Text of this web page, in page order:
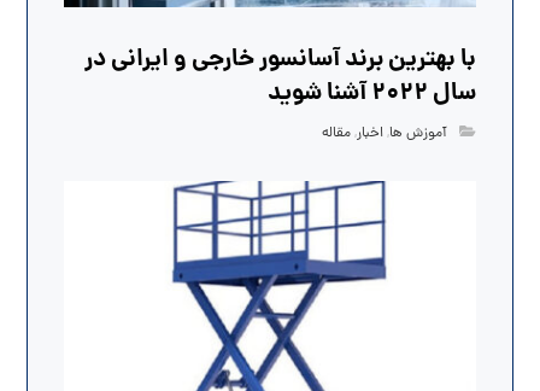
با بهترین برند آسانسور خارجی و ایرانی در
سال 2022 آشنا شوید
آموزش ها,اخبار,مقاله